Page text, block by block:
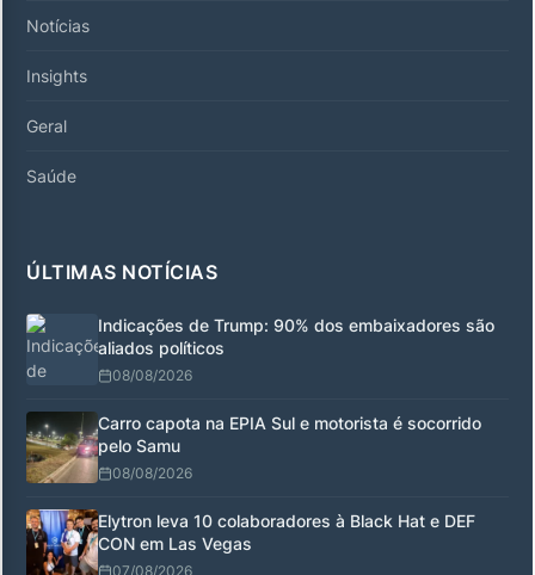
Notícias
Insights
Geral
Saúde
ÚLTIMAS NOTÍCIAS
Indicações de Trump: 90% dos embaixadores são
aliados políticos
08/08/2026
Carro capota na EPIA Sul e motorista é socorrido
pelo Samu
08/08/2026
Elytron leva 10 colaboradores à Black Hat e DEF
CON em Las Vegas
07/08/2026